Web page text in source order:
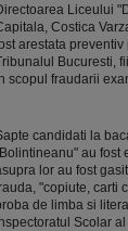
Liceului
Costica
arestata
Bucuresti,
scopul fraudarii
candidati la
au fost
lor au fost
"copiute, carti
de limba si
Scolar